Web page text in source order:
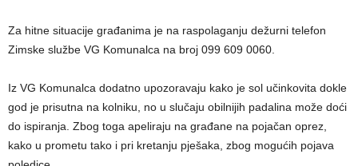
Za hitne situacije građanima je na raspolaganju dežurni telefon
Zimske službe VG Komunalca na broj 099 609 0060.
Iz VG Komunalca dodatno upozoravaju kako je sol učinkovita dokle
god je prisutna na kolniku, no u slučaju obilnijih padalina može doći
do ispiranja. Zbog toga apeliraju na građane na pojačan oprez,
kako u prometu tako i pri kretanju pješaka, zbog mogućih pojava